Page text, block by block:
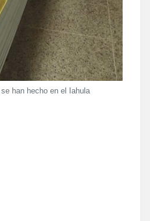
han hecho en el Iahula